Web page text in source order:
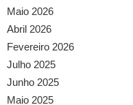
Maio 2026
Abril 2026
Fevereiro 2026
Julho 2025
Junho 2025
Maio 2025